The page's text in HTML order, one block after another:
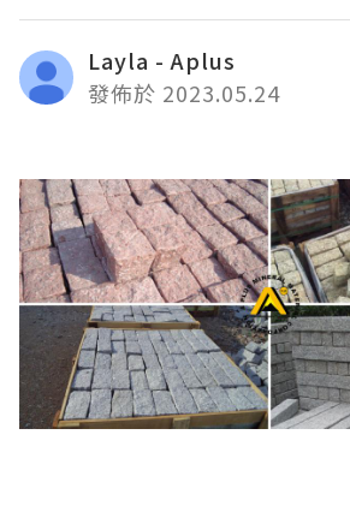
Layla - Aplus
發佈於 2023.05.24